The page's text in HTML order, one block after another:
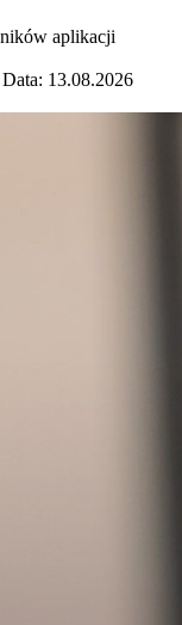
aplikacji
Data: 13.08.2026